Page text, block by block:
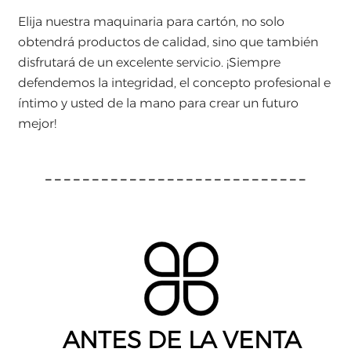
Elija nuestra maquinaria para cartón, no solo
obtendrá productos de calidad, sino que también
disfrutará de un excelente servicio. ¡Siempre
defendemos la integridad, el concepto profesional e
íntimo y usted de la mano para crear un futuro
mejor!
----------------------------
ANTES DE LA VENTA